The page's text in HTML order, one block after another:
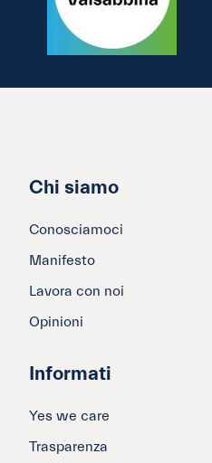
Chi siamo
Conosciamoci
Manifesto
Lavora con noi
Opinioni
Informati
Yes we care
Trasparenza